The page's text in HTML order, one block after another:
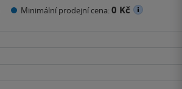
Minimální prodejní cena:0 Kč